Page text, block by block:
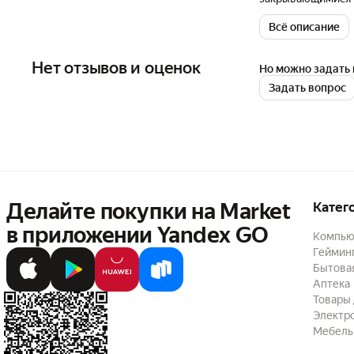
карман для
печати, что
который удобно
фиксатора, а
мальчиков, а
Всё описание
Нет отзывов и оценок
Но можно задать
Задать вопрос
Делайте покупки на Market
в приложении Yandex GO
Аптека
Товары
Мебель